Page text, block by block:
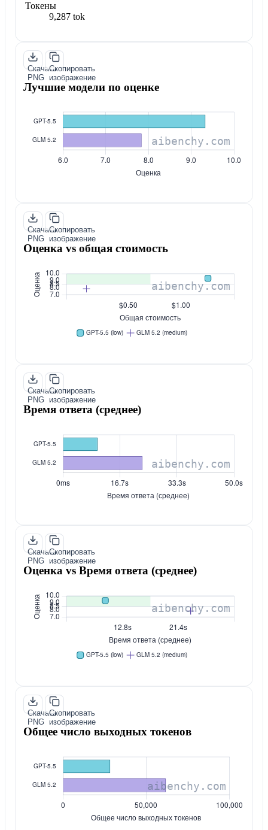
Токены
9,287 tok
Скачать
PNG
Скопировать
изображение
Лучшие модели по оценке
Скачать
PNG
Скопировать
изображение
Оценка vs общая стоимость
Скачать
PNG
Скопировать
изображение
Время ответа (среднее)
Скачать
PNG
Скопировать
изображение
Оценка vs Время ответа (среднее)
Скачать
PNG
Скопировать
изображение
Общее число выходных токенов